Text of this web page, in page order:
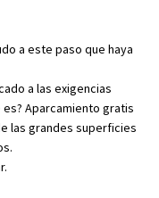
a este paso que haya
a las exigencias
Aparcamiento gratis
las grandes superficies